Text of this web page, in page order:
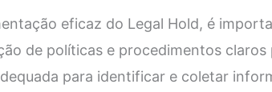
eficaz do Legal Hold, é
de políticas e procedimentos claros
para identificar e coletar